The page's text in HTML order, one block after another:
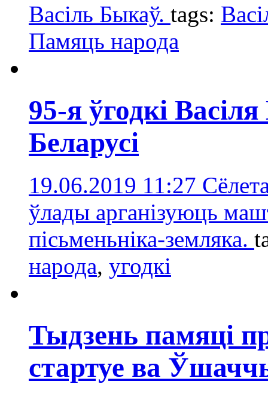
Васіль Быкаў. tags:
Памяць народа
95-я ўгодкі
Беларусі
19.06.2019 11:27
ўлады арганізуюць
пісьменьніка-земляка.
народа, угодкі
Тыдзень памяці
стартуе ва